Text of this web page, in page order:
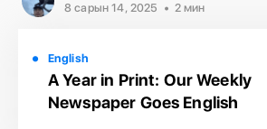
8 сарын 14, 2025
2 мин
English
A Year in Print: Our Weekly
Newspaper Goes English